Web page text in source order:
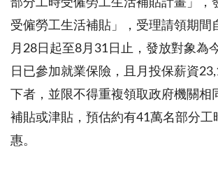
部分工時受僱勞工生活補貼計畫」，
受僱勞工生活補貼」，受理請領期間
月 28 日起至8月 31 日止，發放對象為
日已參加就業保險，且月投保薪資
下者，並限不得重複領取政府機關相
補貼或津貼，預估約有41萬名部分工
惠。